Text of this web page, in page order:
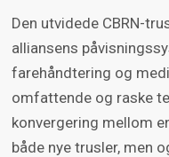
Den utvidede CBRN-
alliansens
farehåndtering og
omfattende og raske
konvergering mellom
både nye trusler, men